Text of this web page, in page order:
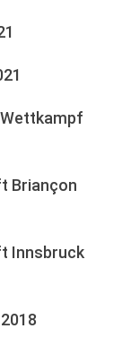
Briançon
Innsbruck